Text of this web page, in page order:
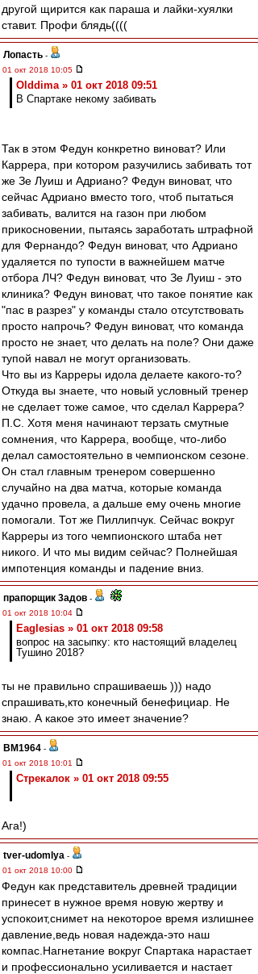
другой щирится как параша и лайки-хуялки
ставит. Профи блядь((((
Лопасть -
01 окт 2018 10:05
Olddima » 01 окт 2018 09:51
В Спартаке некому забивать
Так в этом Федун конкретно виноват? Или
Каррера, при котором разучились забивать тот
же Зе Луиш и Адриано? Федун виноват, что
сейчас Адриано вместо того, чтоб пытаться
забивать, валится на газон при любом
прикосновении, пытаясь заработать штрафной
для Фернандо? Федун виноват, что Адриано
удаляется по тупости в важнейшем матче
отбора ЛЧ? Федун виноват, что Зе Луиш - это
клиника? Федун виноват, что такое понятие как
"пас в разрез" у команды стало отсутствовать
просто напрочь? Федун виноват, что команда
просто не знает, что делать на поле? Они даже
тупой навал не могут организовать.
Что вы из Карреры идола делаете какого-то?
Откуда вы знаете, что новый условный тренер
не сделает тоже самое, что сделал Каррера?
П.С. Хотя меня начинают терзать смутные
сомнения, что Каррера, вообще, что-либо
делал самостоятельно в чемпионском сезоне.
Он стал главным тренером совершенно
случайно на два матча, которые команда
удачно провела, а дальше ему очень многие
помогали. Тот же Пиллипчук. Сейчас вокруг
Карреры из того чемпионского штаба нет
никого. И что мы видим сейчас? Полнейшая
импотенция команды и падение вниз.
прапорщик 3адoв -
01 окт 2018 10:04
Eaglesias » 01 окт 2018 09:58
вопрос на засыпку: кто настоящий владелец
Тушино 2018?
ты не правильно спрашиваешь ))) надо
спрашивать,кто конечный бенефициар. Не
знаю. А какое это имеет значение?
BM1964 -
01 окт 2018 10:01
Стрекалок » 01 окт 2018 09:55
Ага!)
tver-udomlya -
01 окт 2018 10:00
Федун как представитель древней традиции
принесет в нужное время новую жертву и
успокоит,снимет на некоторое время излишнее
давление,ведь новая надежда-это наш
компас.Нагнетание вокруг Спартака нарастает
и профессионально усиливается и настает